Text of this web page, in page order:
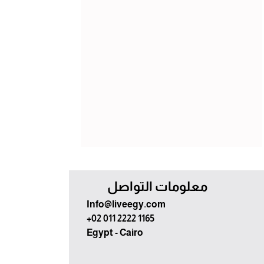
معلومات التواصل
Info@liveegy.com
+02 011 2222 1165
Egypt - Cairo